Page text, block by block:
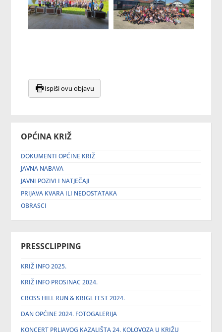
OPĆINA KRIŽ
DOKUMENTI OPĆINE KRIŽ
JAVNA NABAVA
JAVNI POZIVI I NATJEČAJI
PRIJAVA KVARA ILI NEDOSTATAKA
OBRASCI
PRESSCLIPPING
KRIŽ INFO 2025.
KRIŽ INFO PROSINAC 2024.
CROSS HILL RUN & KRIGL FEST 2024.
DAN OPĆINE 2024. FOTOGALERIJA
KONCERT PRLJAVOG KAZALIŠTA 24. KOLOVOZA U KRIŽU
Ispiši ovu objavu